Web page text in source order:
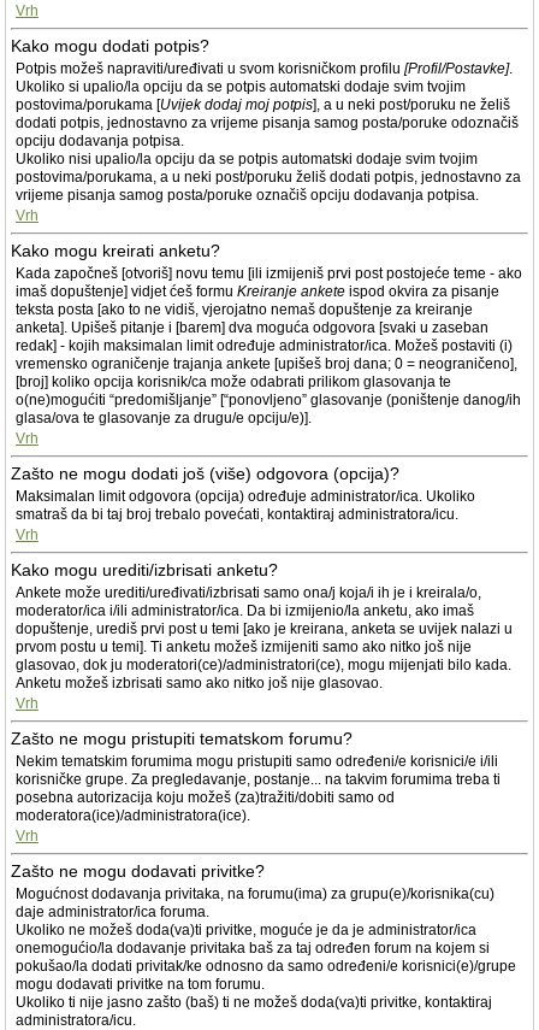
Vrh
Kako mogu dodati potpis?
Potpis možeš napraviti/uređivati u svom korisničkom profilu [Profil/Postavke].
Ukoliko si upalio/la opciju da se potpis automatski dodaje svim tvojim
postovima/porukama [Uvijek dodaj moj potpis], a u neki post/poruku ne želiš
dodati potpis, jednostavno za vrijeme pisanja samog posta/poruke odoznačiš
opciju dodavanja potpisa.
Ukoliko nisi upalio/la opciju da se potpis automatski dodaje svim tvojim
postovima/porukama, a u neki post/poruku želiš dodati potpis, jednostavno za
vrijeme pisanja samog posta/poruke označiš opciju dodavanja potpisa.
Vrh
Kako mogu kreirati anketu?
Kada započneš [otvoriš] novu temu [ili izmijeniš prvi post postojeće teme - ako
imaš dopuštenje] vidjet ćeš formu Kreiranje ankete ispod okvira za pisanje
teksta posta [ako to ne vidiš, vjerojatno nemaš dopuštenje za kreiranje
anketa]. Upišeš pitanje i [barem] dva moguća odgovora [svaki u zaseban
redak] - kojih maksimalan limit određuje administrator/ica. Možeš postaviti (i)
vremensko ograničenje trajanja ankete [upišeš broj dana; 0 = neograničeno],
[broj] koliko opcija korisnik/ca može odabrati prilikom glasovanja te
o(ne)mogućiti “predomišljanje” [“ponovljeno” glasovanje (poništenje danog/ih
glasa/ova te glasovanje za drugu/e opciju/e)].
Vrh
Zašto ne mogu dodati još (više) odgovora (opcija)?
Maksimalan limit odgovora (opcija) određuje administrator/ica. Ukoliko
smatraš da bi taj broj trebalo povećati, kontaktiraj administratora/icu.
Vrh
Kako mogu urediti/izbrisati anketu?
Ankete može urediti/uređivati/izbrisati samo ona/j koja/i ih je i kreirala/o,
moderator/ica i/ili administrator/ica. Da bi izmijenio/la anketu, ako imaš
dopuštenje, urediš prvi post u temi [ako je kreirana, anketa se uvijek nalazi u
prvom postu u temi]. Ti anketu možeš izmijeniti samo ako nitko još nije
glasovao, dok ju moderatori(ce)/administratori(ce), mogu mijenjati bilo kada.
Anketu možeš izbrisati samo ako nitko još nije glasovao.
Vrh
Zašto ne mogu pristupiti tematskom forumu?
Nekim tematskim forumima mogu pristupiti samo određeni/e korisnici/e i/ili
korisničke grupe. Za pregledavanje, postanje... na takvim forumima treba ti
posebna autorizacija koju možeš (za)tražiti/dobiti samo od
moderatora(ice)/administratora(ice).
Vrh
Zašto ne mogu dodavati privitke?
Mogućnost dodavanja privitaka, na forumu(ima) za grupu(e)/korisnika(cu)
daje administrator/ica foruma.
Ukoliko ne možeš doda(va)ti privitke, moguće je da je administrator/ica
onemogućio/la dodavanje privitaka baš za taj određen forum na kojem si
pokušao/la dodati privitak/ke odnosno da samo određeni/e korisnici(e)/grupe
mogu dodavati privitke na tom forumu.
Ukoliko ti nije jasno zašto (baš) ti ne možeš doda(va)ti privitke, kontaktiraj
administratora/icu.